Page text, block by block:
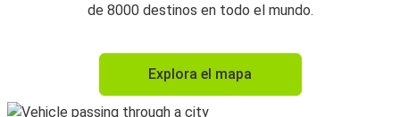
de 8000 destinos en todo el mundo.
Explora el mapa